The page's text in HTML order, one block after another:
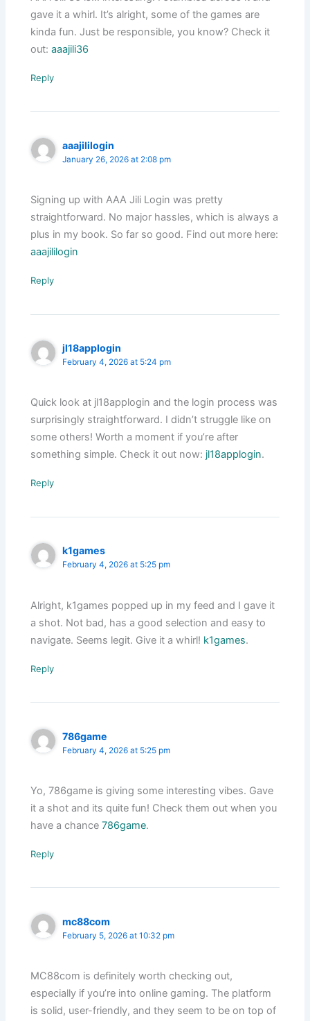
gave it a whirl. It’s alright, some of the games are
kinda fun. Just be responsible, you know? Check it
out:aaajili36
Reply
aaajililogin
January 26, 2026 at 2:08 pm
Signing up with AAA Jili Login was pretty
straightforward. No major hassles, which is always a
plus in my book. So far so good. Find out more here:
aaajililogin
Reply
jl18applogin
February 4, 2026 at 5:24 pm
Quick look at jl18applogin and the login process was
surprisingly straightforward. I didn’t struggle like on
some others! Worth a moment if you’re after
something simple. Check it out now: jl18applogin.
Reply
k1games
February 4, 2026 at 5:25 pm
Alright, k1games popped up in my feed and I gave it
a shot. Not bad, has a good selection and easy to
navigate. Seems legit. Give it a whirl! k1games.
Reply
786game
February 4, 2026 at 5:25 pm
Yo, 786game is giving some interesting vibes. Gave
it a shot and its quite fun! Check them out when you
have a chance786game.
Reply
mc88com
February 5, 2026 at 10:32 pm
MC88com is definitely worth checking out,
especially if you’re into online gaming. The platform
is solid, user-friendly, and they seem to be on top of